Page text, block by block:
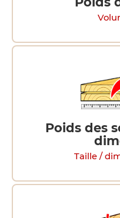
Poids des
Taille /